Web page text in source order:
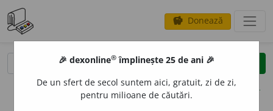
savings Donează
clear
opțiuni
🎉 dexonline® împlinește 25 de ani 🎉
De un sfert de secol suntem aici, gratuit, zi de zi,
pentru milioane de căutări.